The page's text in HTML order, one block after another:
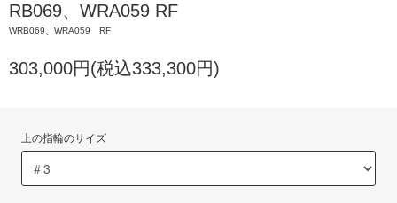
RB069、WRA059 RF
WRB069、WRA059 RF
303,000円(税込333,300円)
上の指輪のサイズ